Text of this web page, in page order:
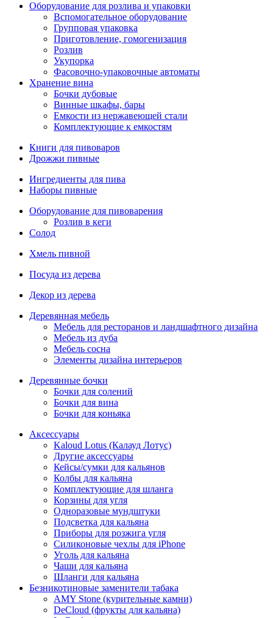
Оборудование для розлива и упаковки
Вспомогательное оборудование
Групповая упаковка
Приготовление, гомогенизация
Розлив
Укупорка
Фасовочно-упаковочные автоматы
Хранение вина
Бочки дубовые
Винные шкафы, бары
Емкости из нержавеющей стали
Комплектующие к емкостям
Книги для пивоваров
Дрожжи пивные
Ингредиенты для пива
Наборы пивные
Оборудование для пивоварения
Розлив в кеги
Солод
Хмель пивной
Посуда из дерева
Декор из дерева
Деревянная мебель
Мебель для ресторанов и ландшафтного дизайна
Мебель из дуба
Мебель сосна
Элементы дизайна интерьеров
Деревянные бочки
Бочки для солений
Бочки для вина
Бочки для коньяка
Аксессуары
Kaloud Lotus (Калауд Лотус)
Другие аксессуары
Кейсы/сумки для кальянов
Колбы для кальяна
Комплектующие для шланга
Корзины для угля
Одноразовые мундштуки
Подсветка для кальяна
Приборы для розжига угля
Силиконовые чехлы для iPhone
Уголь для кальяна
Чаши для кальяна
Шланги для кальяна
Безникотиновые заменители табака
AMY Stone (курительные камни)
DeCloud (фрукты для кальяна)